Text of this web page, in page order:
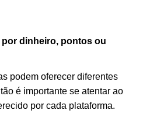
dinheiro, pontos ou
podem oferecer diferentes
é importante se atentar ao
por cada plataforma.